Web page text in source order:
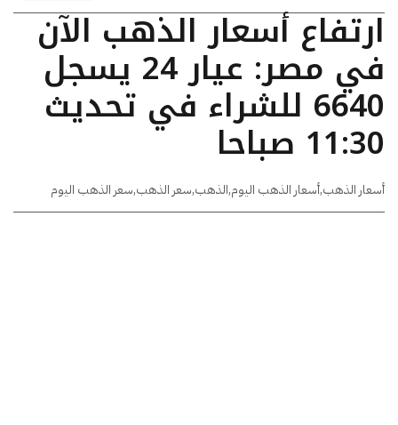
ارتفاع أسعار الذهب الآن
في مصر: عيار 24 يسجل
6640 للشراء في تحديث
11:30 صباحا
أسعار الذهب,أسعار الذهب اليوم,الذهب,سعر الذهب,سعر الذهب اليوم